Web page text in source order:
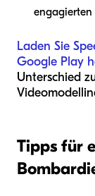
engagierten
Laden Sie
Google Play
Unterschied
Tipps für